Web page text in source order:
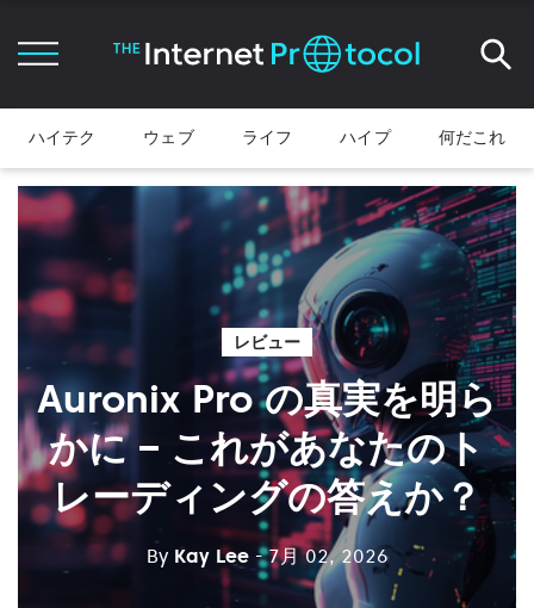
ハイテク ウェブ ライフ ハイプ 何だこれ
レビュー
Auronix Pro の真実を明ら
かに – これがあなたのト
レーディングの答えか？
By Kay Lee - 7月 02, 2026